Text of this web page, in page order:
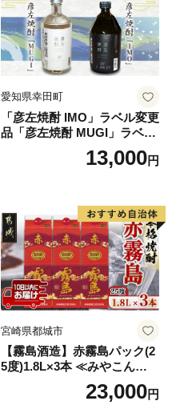
愛知県幸田町
「彦左焼酎 IMO」ラベル変更
品「彦左焼酎 MUGI」ラベル
変更品 飲み比べ セット 合計
2本 720ml×各1本 25度 焼酎
13,000円
宮崎県都城市
【霧島酒造】赤霧島パック(2
5度)1.8L×3本 ≪みやこんじょ
特急便≫_23-07-K03P-1800-3
23,000円